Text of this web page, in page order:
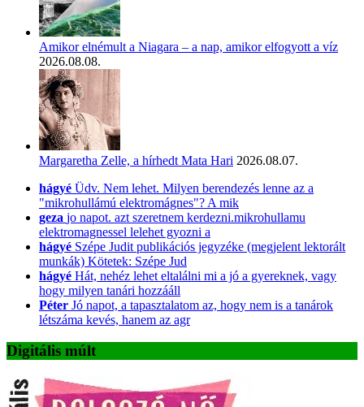
Amikor elnémult a Niagara – a nap, amikor elfogyott a víz
2026.08.08.
Margaretha Zelle, a hírhedt Mata Hari 2026.08.07.
hágyé Üdv. Nem lehet. Milyen berendezés lenne az a
"mikrohullámú elektromágnes"? A mik
geza jo napot. azt szeretnem kerdezni.mikrohullamu
elektromagnessel lelehet gyozni a
hágyé Szépe Judit publikációs jegyzéke (megjelent lektorált
munkák) Kötetek: Szépe Jud
hágyé Hát, nehéz lehet eltalálni mi a jó a gyereknek, vagy
hogy milyen tanári hozzááll
Péter Jó napot, a tapasztalatom az, hogy nem is a tanárok
létszáma kevés, hanem az agr
Digitális múlt